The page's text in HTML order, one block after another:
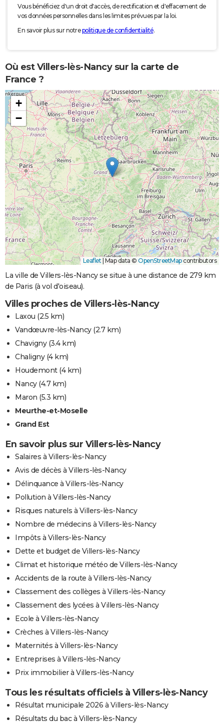
Vous bénéficiez d'un droit d'accès, de rectification et d'effacement de
vos données personnelles dans les limites prévues par la loi.
En savoir plus sur notrepolitique de confidentialité.
Où est Villers-lès-Nancy sur la carte de
France ?
+
−
Leaflet Map data © OpenStreetMapcontributors
La ville de Villers-lès-Nancy se situe à une distance de 279 km
de Paris (à vol d'oiseau).
Villes proches de Villers-lès-Nancy
Laxou (2.5 km)
Vandœuvre-lès-Nancy(2.7 km)
Chavigny(3.4 km)
Chaligny(4 km)
Houdemont(4 km)
Nancy(4.7 km)
Maron (5.3 km)
Meurthe-et-Moselle
Grand Est
En savoir plus sur Villers-lès-Nancy
Salaires à Villers-lès-Nancy
Avis de décès à Villers-lès-Nancy
Délinquance à Villers-lès-Nancy
Pollution à Villers-lès-Nancy
Risques naturels à Villers-lès-Nancy
Nombre de médecins à Villers-lès-Nancy
Impôts à Villers-lès-Nancy
Dette et budget de Villers-lès-Nancy
Climat et historique météo de Villers-lès-Nancy
Accidents de la route à Villers-lès-Nancy
Classement des collèges à Villers-lès-Nancy
Classement des lycées à Villers-lès-Nancy
Ecole à Villers-lès-Nancy
Crèches à Villers-lès-Nancy
Maternités à Villers-lès-Nancy
Entreprises à Villers-lès-Nancy
Prix immobilier à Villers-lès-Nancy
Tous les résultats officiels à Villers-lès-Nancy
Résultat municipale 2026 à Villers-lès-Nancy
Résultats du bac à Villers-lès-Nancy